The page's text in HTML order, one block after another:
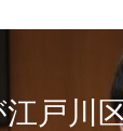
戸川